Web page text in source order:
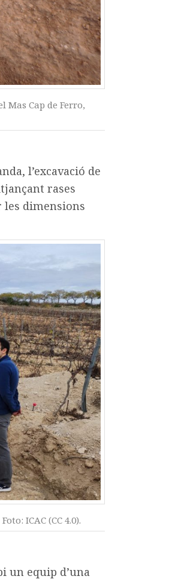
Mas Cap de Ferro,
l’excavació de
rases
les dimensions
ICAC (CC 4.0).
un equip d’una